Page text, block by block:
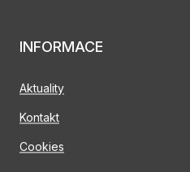
INFORMACE
Aktuality
Kontakt
Cookies